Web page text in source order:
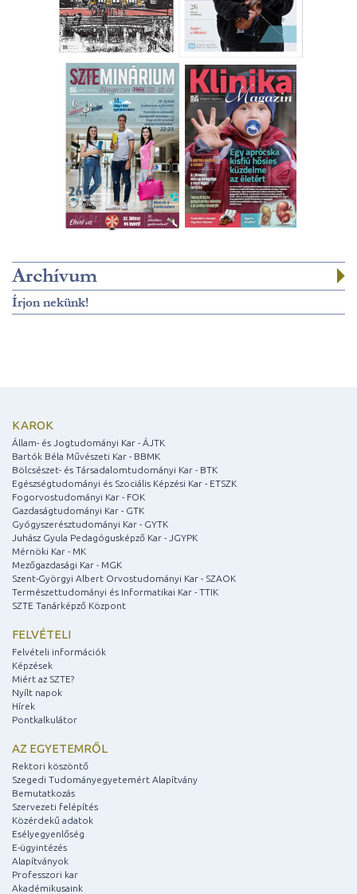
Archívum
Írjon nekünk!
KAROK
Állam- és Jogtudományi Kar - ÁJTK
Bartók Béla Művészeti Kar - BBMK
Bölcsészet- és Társadalomtudományi Kar - BTK
Egészségtudományi és Szociális Képzési Kar - ETSZK
Fogorvostudományi Kar - FOK
Gazdaságtudományi Kar - GTK
Gyógyszerésztudományi Kar - GYTK
Juhász Gyula Pedagógusképző Kar - JGYPK
Mérnöki Kar - MK
Mezőgazdasági Kar - MGK
Szent-Györgyi Albert Orvostudományi Kar - SZAOK
Természettudományi és Informatikai Kar - TTIK
SZTE Tanárképző Központ
FELVÉTELI
Felvételi információk
Képzések
Miért az SZTE?
Nyílt napok
Hírek
Pontkalkulátor
AZ EGYETEMRŐL
Rektori köszöntő
Szegedi Tudományegyetemért Alapítvány
Bemutatkozás
Szervezeti felépítés
Közérdekű adatok
Esélyegyenlőség
E-ügyintézés
Alapítványok
Professzori kar
Akadémikusaink